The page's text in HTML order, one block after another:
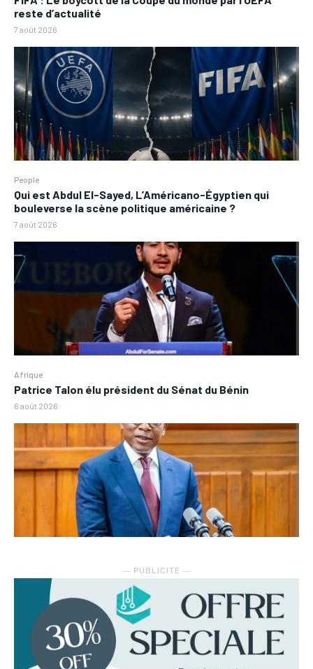
reste d’actualité
7 août 2026
People
Qui est Abdul El-Sayed, L’Américano-Égyptien qui
bouleverse la scène politique américaine ?
7 août 2026
Afrique
Patrice Talon élu président du Sénat du Bénin
6 août 2026
― PUBLICITE ―